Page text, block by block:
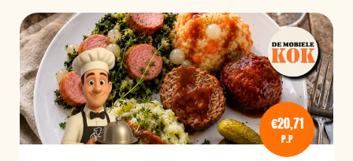
€20,71
P.P